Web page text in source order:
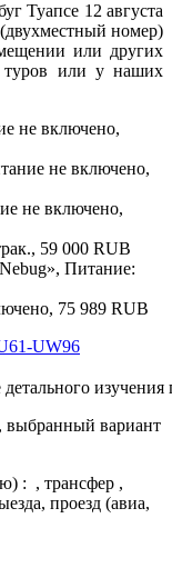
Туапсе 12 августа
(двухместный номер)
или других
туров или у наших
не включено,
не включено,
не включено,
59 000 RUB
Питание:
75 989 RUB
UW96
выбранный вариант
: , трансфер ,
проезд (авиа,